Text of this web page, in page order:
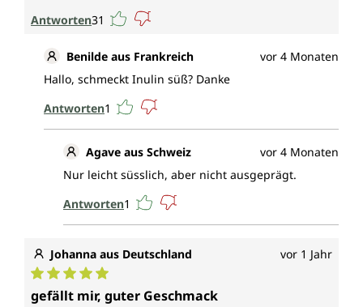
Antworten31
Benilde aus Frankreich
vor 4 Monaten
Hallo, schmeckt Inulin süß? Danke
Antworten1
Agave aus Schweiz
vor 4 Monaten
Nur leicht süsslich, aber nicht ausgeprägt.
Antworten1
Johanna aus Deutschland vor 1 Jahr
Durchschnittliche Bewertung von 5 von 5 Sternen
gefällt mir, guter Geschmack